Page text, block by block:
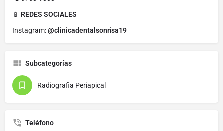
📱 REDES SOCIALES
Instagram:@clinicadentalsonrisa19
Subcategorías
Radiografia Periapical
Teléfono